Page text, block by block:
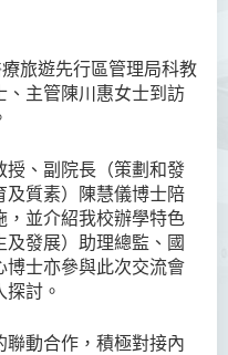
旅遊先行區管理局科教
、主管陳川惠女士到訪
授、副院長（策劃和發
及質素）陳慧儀博士陪
，並介紹我校辦學特色
及發展）助理總監、國
博士亦參與此次交流會
討。
動合作，積極對接內
大使計劃